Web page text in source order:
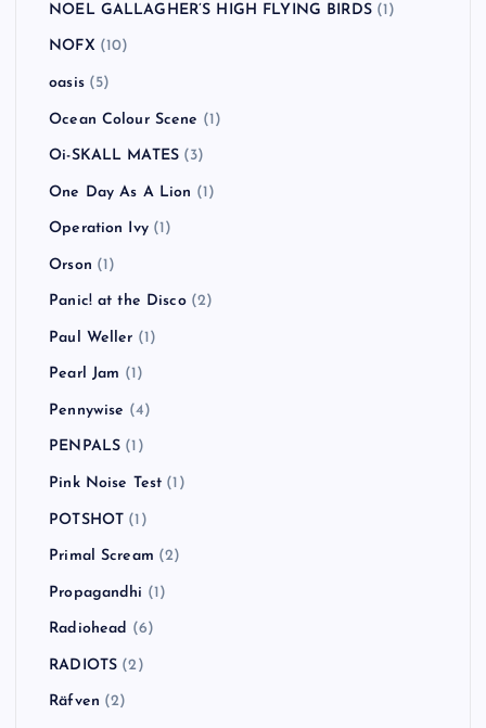
NOEL GALLAGHER’S HIGH FLYING BIRDS(1)
NOFX (10)
oasis(5)
Ocean Colour Scene (1)
Oi-SKALL MATES (3)
One Day As A Lion (1)
Operation Ivy(1)
Orson (1)
Panic! at the Disco(2)
Paul Weller (1)
Pearl Jam (1)
Pennywise (4)
PENPALS (1)
Pink Noise Test (1)
POTSHOT (1)
Primal Scream (2)
Propagandhi (1)
Radiohead (6)
RADIOTS (2)
Räfven (2)